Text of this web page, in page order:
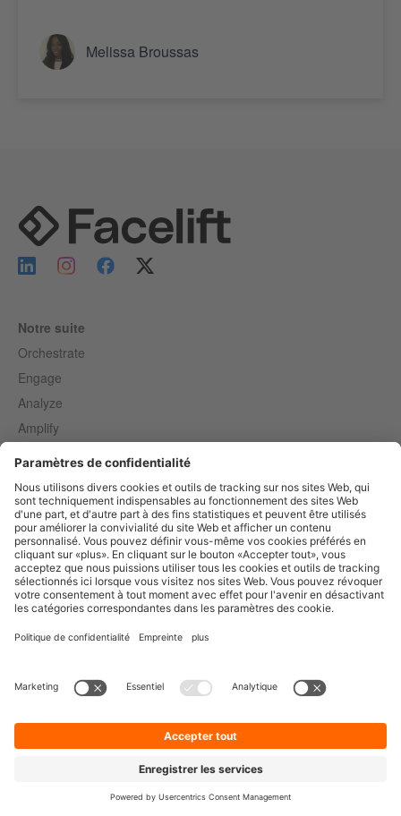
Melissa Broussas
Notre suite
Orchestrate
Engage
Analyze
Amplify
Inspire
Intégrations
LinkedIn
Instagram
TikTok
YouTube
Google Business
Canva